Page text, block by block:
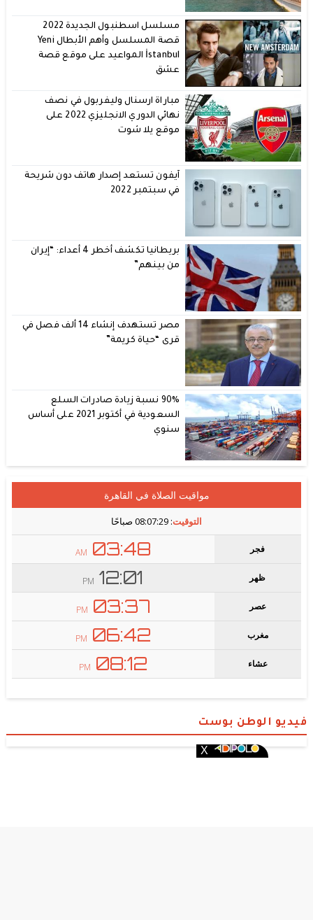
مسلسل اسطنبول الجديدة 2022
قصة المسلسل وأهم الأبطال Yeni
İstanbul المواعيد على موقع قصة
عشق
مباراة ارسنال وليفربول في نصف
نهائي الدوري الانجليزي 2022 على
موقع يلا شوت
آيفون تستعد إصدار هاتف دون شريحة
في سبتمبر 2022
بريطانيا تكشف أخطر 4 أعداء: “إيران
من بينهم”
مصر تستهدف إنشاء 14 ألف فصل في
قرى “حياة كريمة”
90% نسبة زيادة صادرات السلع
السعودية في أكتوبر 2021 على أساس
سنوي
فيديو الوطن بوست